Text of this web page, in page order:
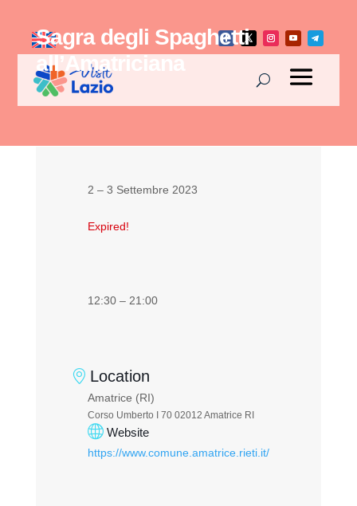
Sagra degli Spaghetti
all’Amatriciana
2 – 3 Settembre 2023
Expired!
12:30 – 21:00
Location
Amatrice (RI)
Corso Umberto I 70 02012 Amatrice RI
Website
https://www.comune.amatrice.rieti.it/